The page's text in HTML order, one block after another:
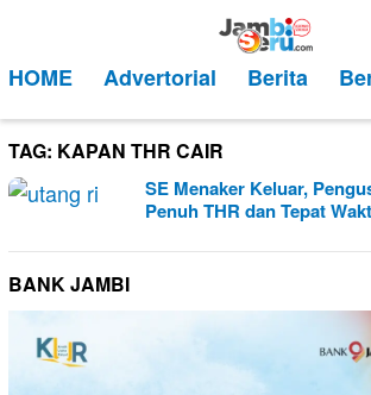
kontenMobile
HOME Advertorial Berita
TAG: KAPAN THR CAIR
SE Menaker Keluar,
Penuh THR dan Tepat
BANK JAMBI